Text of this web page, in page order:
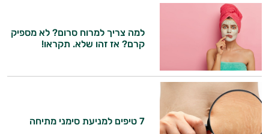
למה צריך למרוח סרום? לא מספיק
קרם? אז זהו שלא. תקראו!
7 טיפים למניעת סימני מתיחה